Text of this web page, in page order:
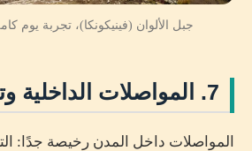
جبل الألوان (فينيكونكا)، تجربة يوم
7. المواصلات الداخلية وتأجير العربيات
المواصلات داخل المدن رخيصة جدًا: